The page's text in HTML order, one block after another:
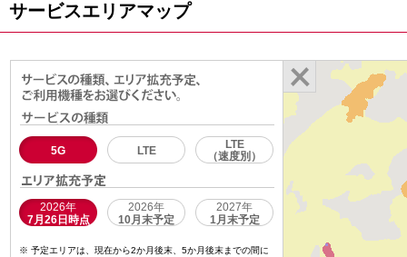
サービスエリアマップ
5G LTE
LTE
（速度別）
2026年
7月26日時点
2026年
10月末予定
2027年
1月末予定
予定エリアは、現在から2か月後末、5か月後末までの間に